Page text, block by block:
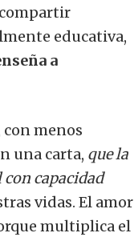
educativa,
a
menos
una carta, que la
capacidad
vidas. El amor
multiplica el